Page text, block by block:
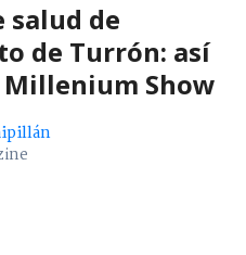
salud de
de Turrón: así
Show